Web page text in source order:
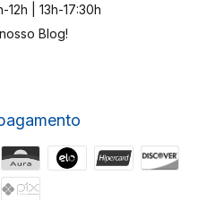
12h | 13h-17:30h
Blog!